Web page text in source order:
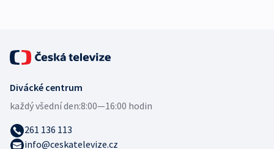
Divácké centrum
každý všední den:8:00—16:00 hodin
261 136 113
info@ceskatelevize.cz